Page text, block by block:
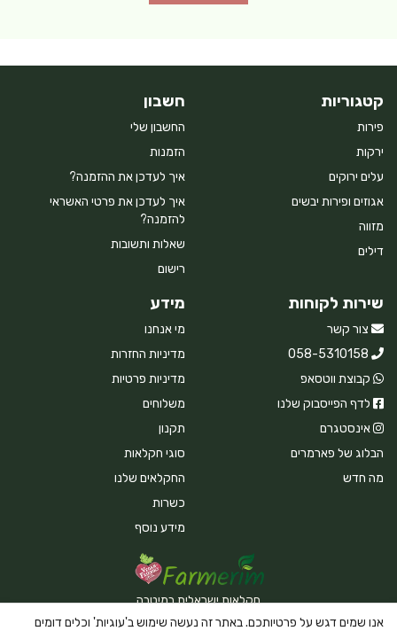
קטגוריות
פירות
ירקות
עלים ירוקים
אגוזים ופירות יבשים
מזווה
דילים
חשבון
החשבון שלי
הזמנות
איך לעדכן את ההזמנה?
איך לעדכן את פרטי האשראי
להזמנה?
שאלות ותשובות
רישום
שירות לקוחות
צור קשר
058-5310158
קבוצת ווטסאפ
לדף הפייסבוק שלנו
אינסטגרם
הבלוג של פארמרים
מה חדש
מידע
מי אנחנו
מדיניות החזרות
מדיניות פרטיות
משלוחים
תקנון
סוגי חקלאות
החקלאים שלנו
כשרות
מידע נוסף
חקלאות ישראלית במיטבה
אנו שמים דגש על פרטיותכם. באתר זה נעשה שימוש ב'עוגיות' וכלים דומים